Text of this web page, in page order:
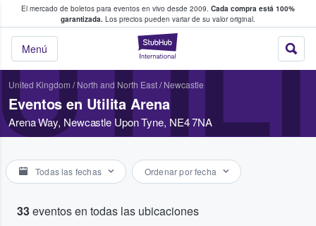
El mercado de boletos para eventos en vivo desde 2009. Cada compra está 100%
garantizada. Los precios pueden variar de su valor original.
StubHub: donde
Menú
fans compran y venden boletos
United Kingdom / North and North East/ Newcastle
Eventos en Utilita Arena
Arena Way, Newcastle Upon Tyne, NE4 7NA
Todas las fechas Ordenar por fecha
33eventos en todas las ubicaciones